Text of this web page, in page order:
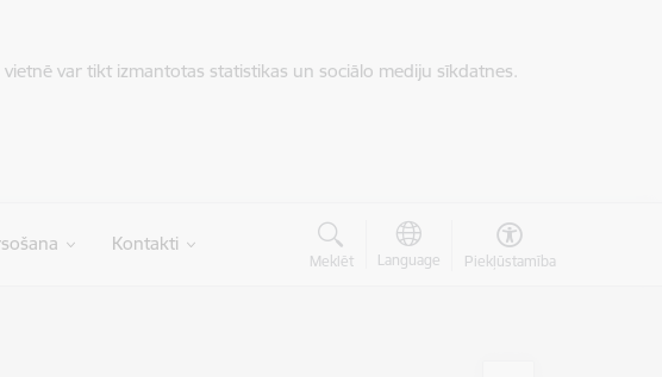
var tikt izmantotas statistikas un sociālo mediju sīkdatnes.
Kontakti
Meklēt Language Piekļūstamība